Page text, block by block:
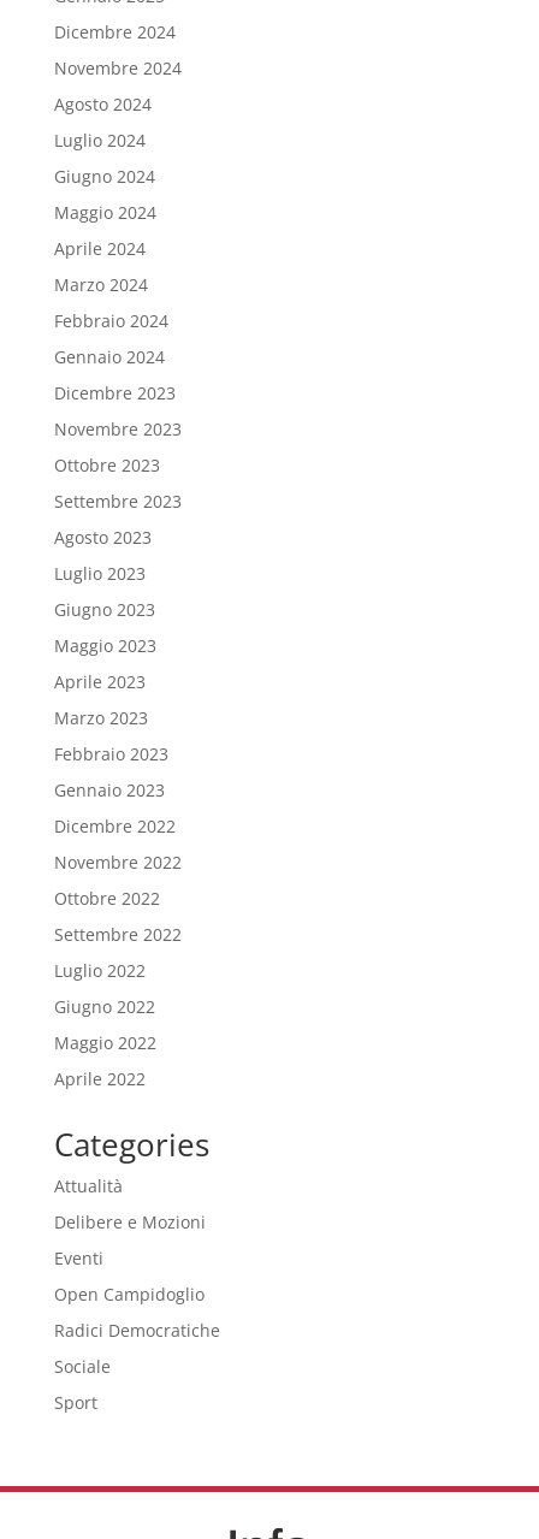
Dicembre 2024
Novembre 2024
Agosto 2024
Luglio 2024
Giugno 2024
Maggio 2024
Aprile 2024
Marzo 2024
Febbraio 2024
Gennaio 2024
Dicembre 2023
Novembre 2023
Ottobre 2023
Settembre 2023
Agosto 2023
Luglio 2023
Giugno 2023
Maggio 2023
Aprile 2023
Marzo 2023
Febbraio 2023
Gennaio 2023
Dicembre 2022
Novembre 2022
Ottobre 2022
Settembre 2022
Luglio 2022
Giugno 2022
Maggio 2022
Aprile 2022
Categories
Attualità
Delibere e Mozioni
Eventi
Open Campidoglio
Radici Democratiche
Sociale
Sport